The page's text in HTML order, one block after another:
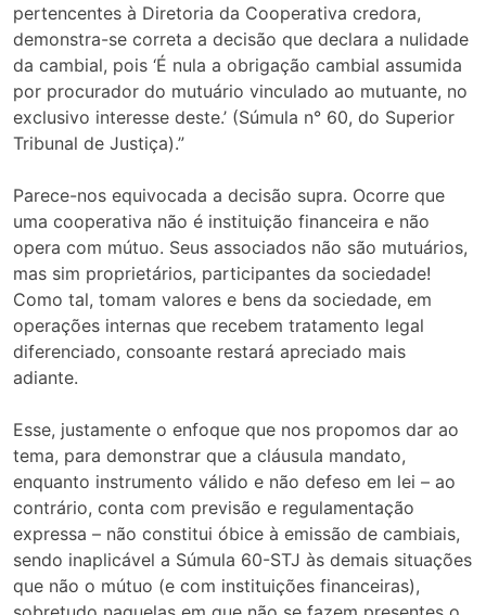
pertencentes à Diretoria da Cooperativa credora,
demonstra-se correta a decisão que declara a nulidade
da cambial, pois ‘É nula a obrigação cambial assumida
por procurador do mutuário vinculado ao mutuante, no
exclusivo interesse deste.’ (Súmula n° 60, do Superior
Tribunal de Justiça).”
Parece-nos equivocada a decisão supra. Ocorre que
uma cooperativa não é instituição financeira e não
opera com mútuo. Seus associados não são mutuários,
mas sim proprietários, participantes da sociedade!
Como tal, tomam valores e bens da sociedade, em
operações internas que recebem tratamento legal
diferenciado, consoante restará apreciado mais
adiante.
Esse, justamente o enfoque que nos propomos dar ao
tema, para demonstrar que a cláusula mandato,
enquanto instrumento válido e não defeso em lei – ao
contrário, conta com previsão e regulamentação
expressa – não constitui óbice à emissão de cambiais,
sendo inaplicável a Súmula 60-STJ às demais situações
que não o mútuo (e com instituições financeiras),